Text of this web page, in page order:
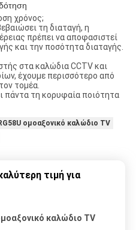
χρόνος;
τη διαταγή, η
πρέπει να αποφασιστεί
και την ποσότητα διαταγής.
στα καλώδια CCTV και
έχουμε περισσότερο από
τομέα.
πάντα τη κορυφαία ποιότητα
ομοαξονικό καλώδιο TV
τιμή για
καλώδιο TV